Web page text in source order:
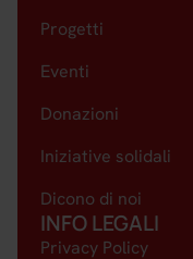
Progetti
Eventi
Donazioni
Iniziative solidali
Dicono di noi
INFO LEGALI
Privacy Policy